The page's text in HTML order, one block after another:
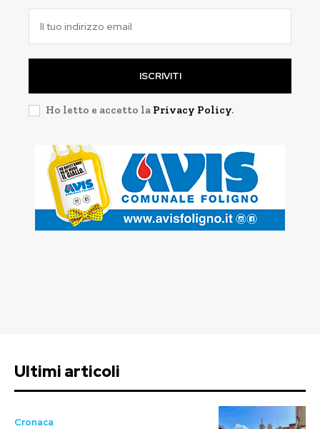
ISCRIVITI
Ho letto e accetto la Privacy Policy.
Ultimi articoli
Cronaca